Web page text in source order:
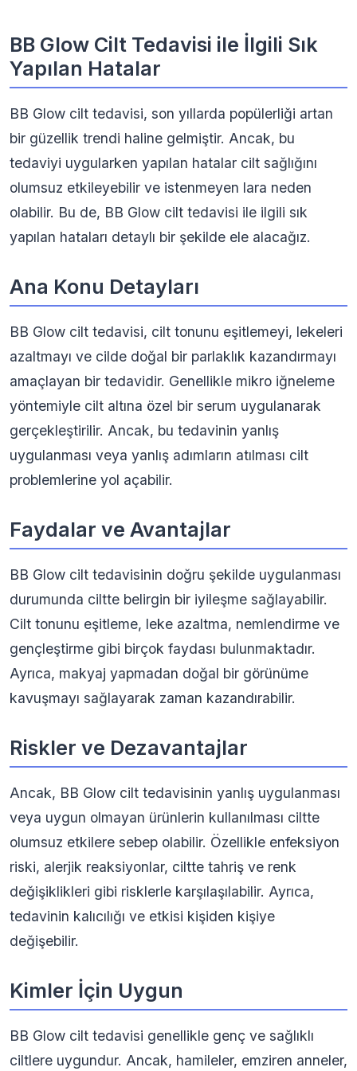
BB Glow Cilt Tedavisi ile İlgili Sık
Yapılan Hatalar
BB Glow cilt tedavisi, son yıllarda popülerliği artan
bir güzellik trendi haline gelmiştir. Ancak, bu
tedaviyi uygularken yapılan hatalar cilt sağlığını
olumsuz etkileyebilir ve istenmeyen lara neden
olabilir. Bu de, BB Glow cilt tedavisi ile ilgili sık
yapılan hataları detaylı bir şekilde ele alacağız.
Ana Konu Detayları
BB Glow cilt tedavisi, cilt tonunu eşitlemeyi, lekeleri
azaltmayı ve cilde doğal bir parlaklık kazandırmayı
amaçlayan bir tedavidir. Genellikle mikro iğneleme
yöntemiyle cilt altına özel bir serum uygulanarak
gerçekleştirilir. Ancak, bu tedavinin yanlış
uygulanması veya yanlış adımların atılması cilt
problemlerine yol açabilir.
Faydalar ve Avantajlar
BB Glow cilt tedavisinin doğru şekilde uygulanması
durumunda ciltte belirgin bir iyileşme sağlayabilir.
Cilt tonunu eşitleme, leke azaltma, nemlendirme ve
gençleştirme gibi birçok faydası bulunmaktadır.
Ayrıca, makyaj yapmadan doğal bir görünüme
kavuşmayı sağlayarak zaman kazandırabilir.
Riskler ve Dezavantajlar
Ancak, BB Glow cilt tedavisinin yanlış uygulanması
veya uygun olmayan ürünlerin kullanılması ciltte
olumsuz etkilere sebep olabilir. Özellikle enfeksiyon
riski, alerjik reaksiyonlar, ciltte tahriş ve renk
değişiklikleri gibi risklerle karşılaşılabilir. Ayrıca,
tedavinin kalıcılığı ve etkisi kişiden kişiye
değişebilir.
Kimler İçin Uygun
BB Glow cilt tedavisi genellikle genç ve sağlıklı
ciltlere uygundur. Ancak, hamileler, emziren anneler,